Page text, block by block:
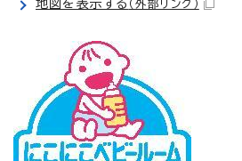
地図を表示する （外部リンク）